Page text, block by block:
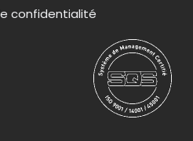
confidentialité